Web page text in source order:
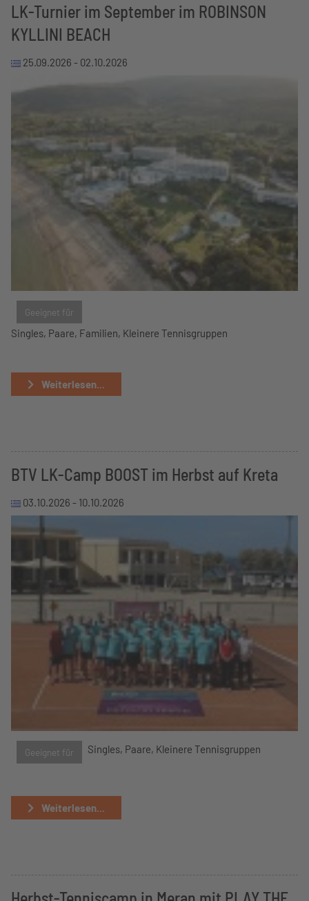
LK-Turnier im September im ROBINSON
KYLLINI BEACH
25.09.2026 - 02.10.2026
Geeignet für
Singles, Paare, Familien, Kleinere Tennisgruppen
Weiterlesen...
BTV LK-Camp BOOST im Herbst auf Kreta
03.10.2026 - 10.10.2026
Geeignet für Singles, Paare, Kleinere Tennisgruppen
Weiterlesen...